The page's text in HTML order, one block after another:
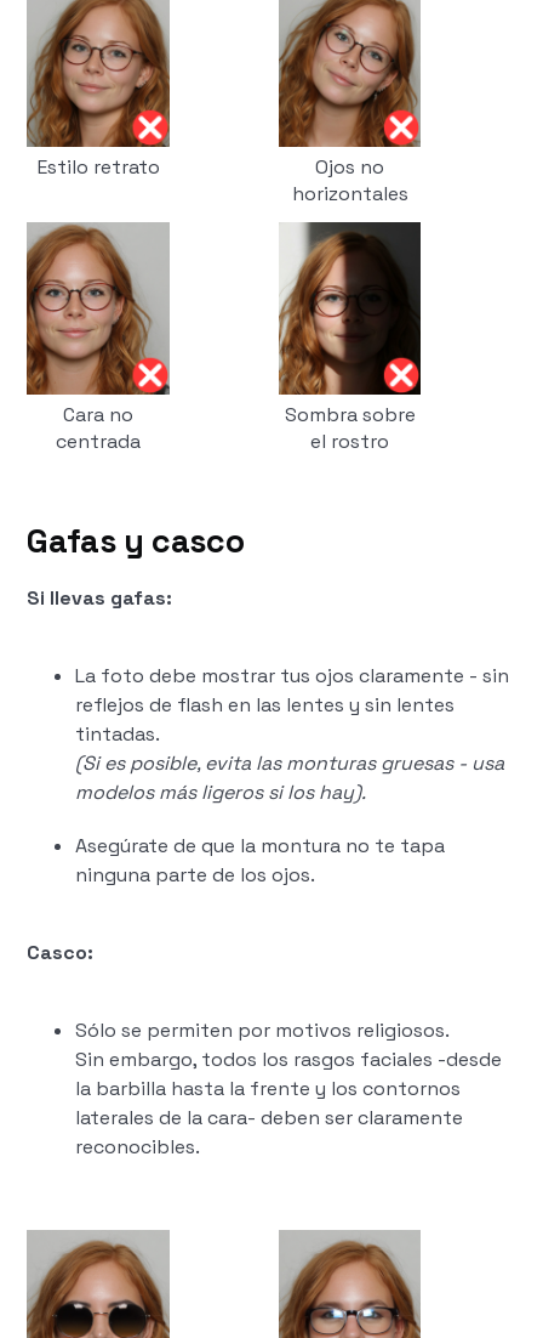
Estilo retrato
Ojos no
horizontales
Cara no
centrada
Sombra sobre
el rostro
Gafas y casco
Si llevas gafas:
La foto debe mostrar tus ojos claramente - sin
reflejos de flash en las lentes y sin lentes
tintadas.
(Si es posible, evita las monturas gruesas - usa
modelos más ligeros si los hay).
Asegúrate de que la montura no te tapa
ninguna parte de los ojos.
Casco:
Sólo se permiten por motivos religiosos.
Sin embargo, todos los rasgos faciales -desde
la barbilla hasta la frente y los contornos
laterales de la cara- deben ser claramente
reconocibles.